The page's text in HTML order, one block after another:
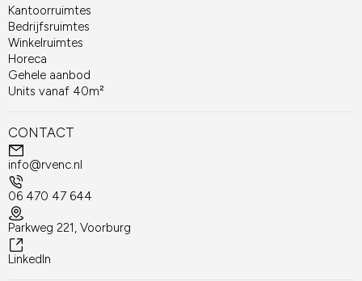
Kantoorruimtes
Bedrijfsruimtes
Winkelruimtes
Horeca
Gehele aanbod
Units vanaf 40m²
CONTACT
info@rvenc.nl
06 470 47 644
Parkweg 221, Voorburg
LinkedIn